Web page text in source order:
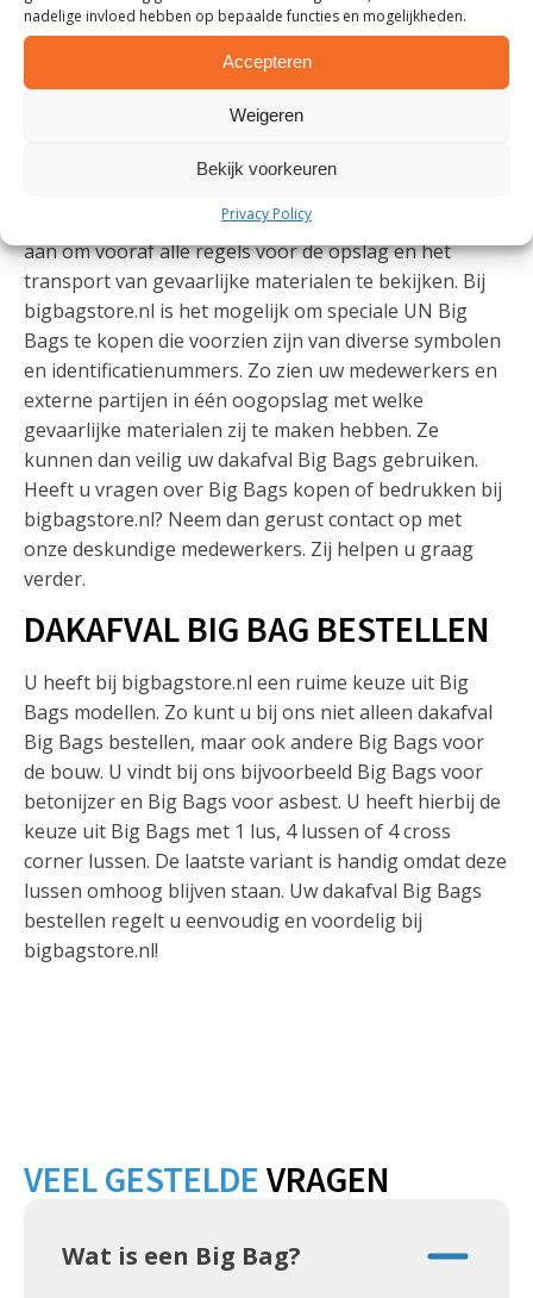
nadelige invloed hebben op bepaalde functies en mogelijkheden.
Accepteren
Weigeren
Bekijk voorkeuren
Privacy Policy
in uw dakafval Big Bags. U bestelt uw gewenste Big
Bags eenvoudig bij bigbagstore.nl. Vraag online een
offerte aan of neem telefonisch contact met ons op!
DAKAFVAL BIG BAG GEBRUIKEN
van teer- of asbesthoudend materiaal? Dan raden wij
aan om vooraf alle regels voor de opslag en het
transport van gevaarlijke materialen te bekijken. Bij
bigbagstore.nl is het mogelijk om speciale UN Big
Bags te kopen die voorzien zijn van diverse symbolen
en identificatienummers. Zo zien uw medewerkers en
externe partijen in één oogopslag met welke
gevaarlijke materialen zij te maken hebben. Ze
kunnen dan veilig uw dakafval Big Bags gebruiken.
Heeft u vragen over Big Bags kopen of bedrukken bij
bigbagstore.nl? Neem dan gerust contact op met
onze deskundige medewerkers. Zij helpen u graag
verder.
DAKAFVAL BIG BAG BESTELLEN
U heeft bij bigbagstore.nl een ruime keuze uit Big
Bags modellen. Zo kunt u bij ons niet alleen dakafval
Big Bags bestellen, maar ook andere Big Bags voor
de bouw. U vindt bij ons bijvoorbeeld Big Bags voor
betonijzer en Big Bags voor asbest. U heeft hierbij de
keuze uit Big Bags met 1 lus, 4 lussen of 4 cross
corner lussen. De laatste variant is handig omdat deze
lussen omhoog blijven staan. Uw dakafval Big Bags
bestellen regelt u eenvoudig en voordelig bij
bigbagstore.nl!
VEEL GESTELDEVRAGEN
Wat is een Big Bag?